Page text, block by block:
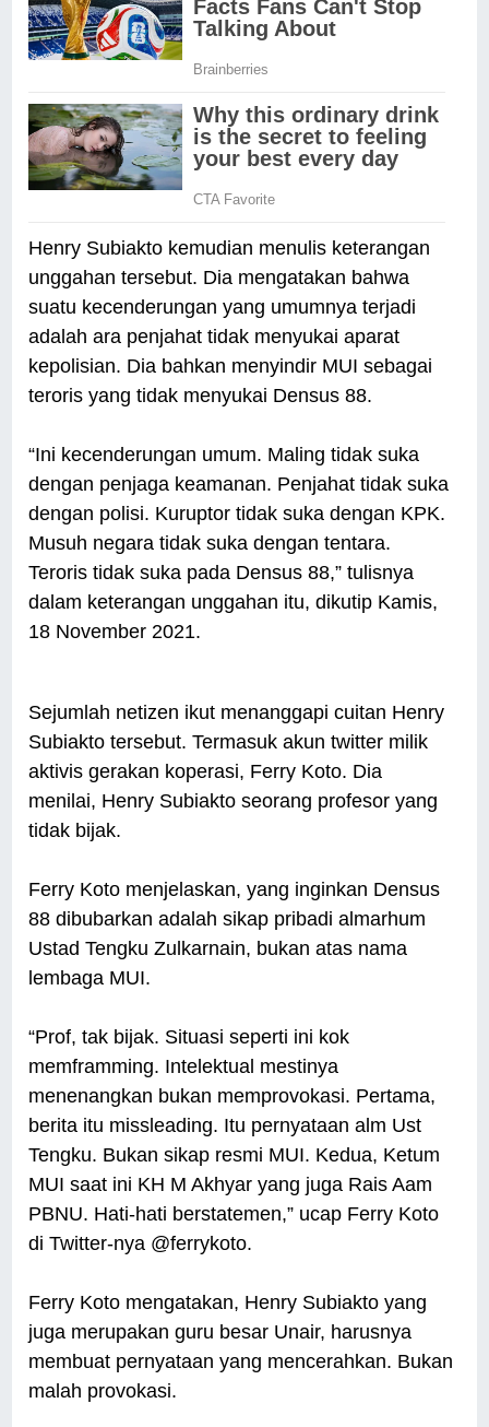
Henry Subiakto kemudian menulis keterangan
unggahan tersebut. Dia mengatakan bahwa
suatu kecenderungan yang umumnya terjadi
adalah ara penjahat tidak menyukai aparat
kepolisian. Dia bahkan menyindir MUI sebagai
teroris yang tidak menyukai Densus 88.
“Ini kecenderungan umum. Maling tidak suka
dengan penjaga keamanan. Penjahat tidak suka
dengan polisi. Kuruptor tidak suka dengan KPK.
Musuh negara tidak suka dengan tentara.
Teroris tidak suka pada Densus 88,” tulisnya
dalam keterangan unggahan itu, dikutip Kamis,
18 November 2021.
Sejumlah netizen ikut menanggapi cuitan Henry
Subiakto tersebut. Termasuk akun twitter milik
aktivis gerakan koperasi, Ferry Koto. Dia
menilai, Henry Subiakto seorang profesor yang
tidak bijak.
Ferry Koto menjelaskan, yang inginkan Densus
88 dibubarkan adalah sikap pribadi almarhum
Ustad Tengku Zulkarnain, bukan atas nama
lembaga MUI.
“Prof, tak bijak. Situasi seperti ini kok
memframming. Intelektual mestinya
menenangkan bukan memprovokasi. Pertama,
berita itu missleading. Itu pernyataan alm Ust
Tengku. Bukan sikap resmi MUI. Kedua, Ketum
MUI saat ini KH M Akhyar yang juga Rais Aam
PBNU. Hati-hati berstatemen,” ucap Ferry Koto
di Twitter-nya @ferrykoto.
Ferry Koto mengatakan, Henry Subiakto yang
juga merupakan guru besar Unair, harusnya
membuat pernyataan yang mencerahkan. Bukan
malah provokasi.